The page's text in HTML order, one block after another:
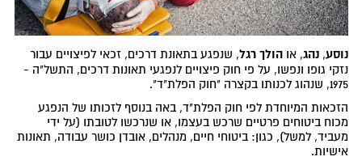
נוסע,נהג, אוהולך רגל, שנפגע בתאונת דרכים, זכאי לפיצויים עבור
נזקי גופו ונפשו, על פי חוק פיצויים לנפגעי תאונות דרכים, התשל"ה -
1975, שנהוג לכנותו בקצרה "חוק הפלת"ד".
הזכאות המיוחדת לפי חוק הפלת"ד, באה בנוסף לזכותו של הנפגע
מכוח ביטוחים פרטיים שרכש בעצמו, או שנרכשו לטובתו (על ידי
מעביד, למשל), כגון: ביטוחי חיים, מנהלים, אובדן כושר עבודה, תאונות
אישיות.